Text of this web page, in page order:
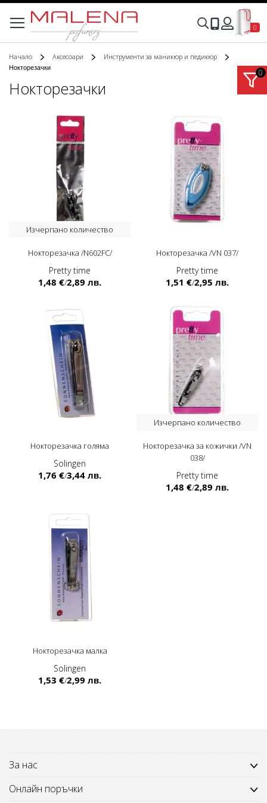
Търсене
Вход
Моята
0
Начало Аксесоари
Инструменти за маникюр и педикюр
Нокторезачки
Нокторезачки
Изчерпано количество
Нокторезачка /N602FC/
Pretty time
1,48 €/2,89 лв.
Нокторезачка /VN 037/
Pretty time
1,51 €/2,95 лв.
Нокторезачка голяма
Solingen
1,76 €/3,44 лв.
Изчерпано количество
Нокторезачка за кожички /VN
038/
Pretty time
1,48 €/2,89 лв.
Нокторезачка малка
Solingen
1,53 €/2,99 лв.
За нас
Онлайн поръчки